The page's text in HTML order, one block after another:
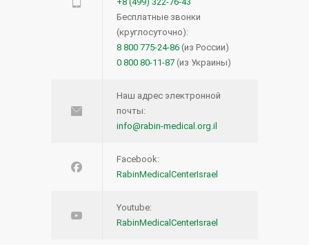
Бесплатные звонки
(круглосуточно):
8 800 775-24-86 (из России)
0 800 80-11-87 (из Украины)
Наш адрес электронной
почты:
info@rabin-medical.org.il
Facebook:
RabinMedicalCenterIsrael
Youtube:
RabinMedicalCenterIsrael